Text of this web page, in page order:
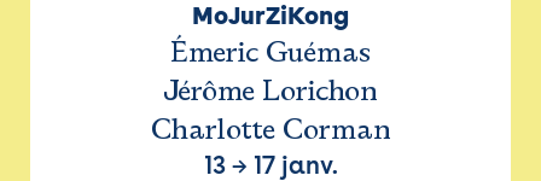
MoJurZiKong
Émeric Guémas
Jérôme Lorichon
Charlotte Corman
13→ 17 janv.